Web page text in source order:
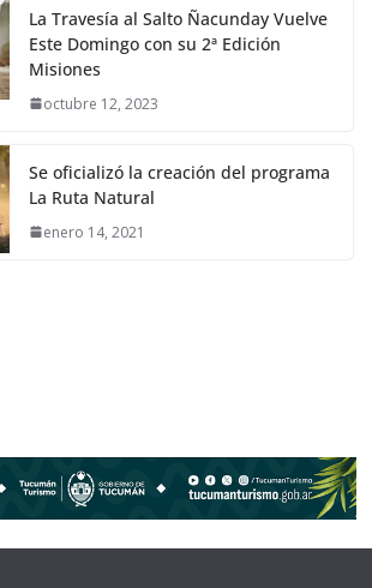
La Travesía al Salto Ñacunday Vuelve
Este Domingo con su 2ª Edición
Misiones
octubre 12, 2023
Se oficializó la creación del programa
La Ruta Natural
enero 14, 2021